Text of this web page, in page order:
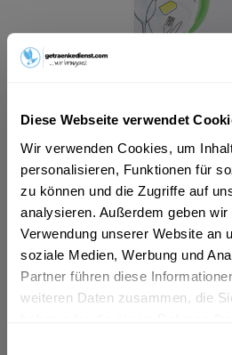
Diese Webseite verwendet
Wir verwenden Cookies, um
personalisieren, Funktionen für
zu können und die Zugriffe auf
analysieren. Außerdem geben
Verwendung unserer Website an
soziale Medien, Werbung und
Partner führen diese
weiteren Daten zusammen, die
ab 6,59 € *
Inhalt:120 Liter (0,06 € * / 1 Liter)
inkl. MwSt.ggf. zzgl. Erschwerniszuschlag
Vorrätig
In den Warenkorb